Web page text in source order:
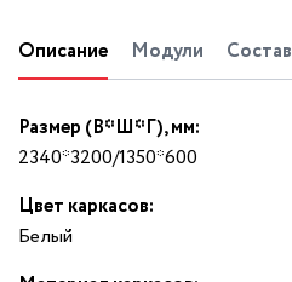
Описание Модули Состав
Размер (В*Ш*Г), мм:
2340*3200/1350*600
Цвет каркасов:
Белый